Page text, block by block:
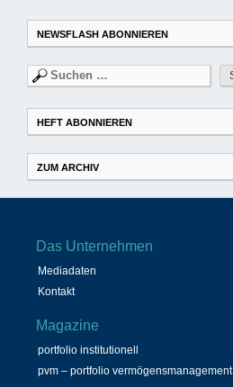
NEWSFLASH ABONNIEREN
Suchen
nach:
HEFT ABONNIEREN
ZUM ARCHIV
Das Unternehmen
Mediadaten
Kontakt
Magazine
portfolio institutionell
pvm – portfolio vermögensmanagement